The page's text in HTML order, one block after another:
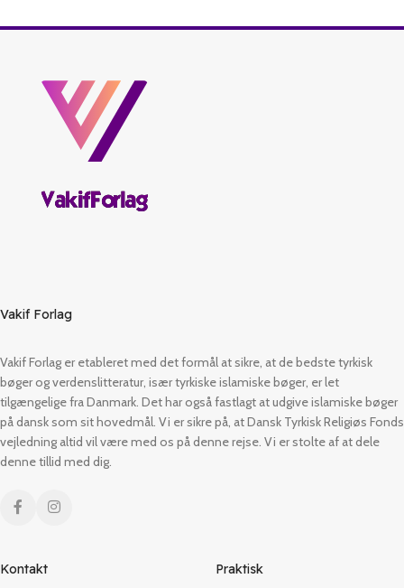
Vakif Forlag
Vakif Forlag er etableret med det formål at sikre, at de bedste tyrkisk
bøger og verdenslitteratur, især tyrkiske islamiske bøger, er let
tilgængelige fra Danmark. Det har også fastlagt at udgive islamiske bøger
på dansk som sit hovedmål. Vi er sikre på, at Dansk Tyrkisk Religiøs Fonds
vejledning altid vil være med os på denne rejse. Vi er stolte af at dele
denne tillid med dig.
Kontakt Praktisk